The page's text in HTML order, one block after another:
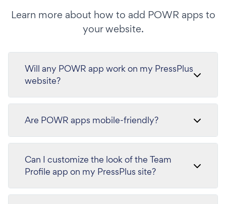
Learn more about how to add POWR apps to
your website.
Will any POWR app work on my PressPlus
website?
Are POWR apps mobile-friendly?
Can I customize the look of the Team
Profile app on my PressPlus site?